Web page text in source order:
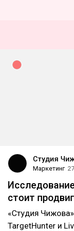
Студия
Маркетинг
стоит
«Студия
TargetHunter и